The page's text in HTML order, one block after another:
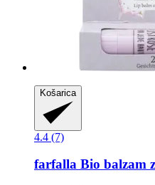
Košarica
4.4 (7)
farfalla Bio balzam